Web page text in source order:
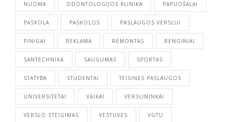
NUOMA ODONTOLOGIJOS KLINIKA PAPUOŠALAI
PASKOLA PASKOLOS PASLAUGOS VERSLUI
PINIGAI REKLAMA REMONTAS RENGINIAI
SANTECHNIKA SAUGUMAS SPORTAS
STATYBA STUDENTAI TEISINĖS PASLAUGOS
UNIVERSITETAI VAIKAI VERSLININKAI
VERSLO STEIGIMAS VESTUVĖS VGTU